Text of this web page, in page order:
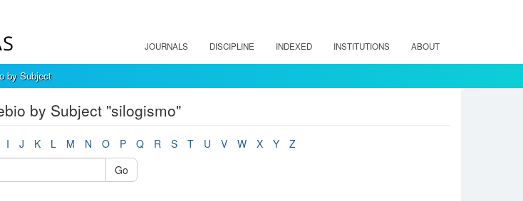
JOURNALS DISCIPLINE INDEXED INSTITUTIONS ABOUT
by Subject
by Subject "silogismo"
I J K L M N O P Q R S T U V W X Y
Z
Go